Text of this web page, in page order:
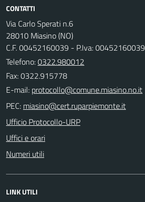
CONTATTI
Via Carlo Sperati n.6
28010 Miasino (NO)
C.F. 00452160039 - P.Iva: 00452160039
Telefono:0322.980012
Fax: 0322.915778
E-mail:
PEC:
Ufficio Protocollo-URP
Uffici e orari
Numeri utili
LINK UTILI